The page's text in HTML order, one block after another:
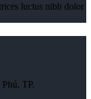
luctus nibh dolor
TP.